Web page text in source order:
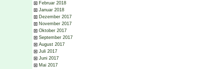
Februar 2018
Januar 2018
Dezember 2017
November 2017
Oktober 2017
September 2017
August 2017
Juli 2017
Juni 2017
Mai 2017